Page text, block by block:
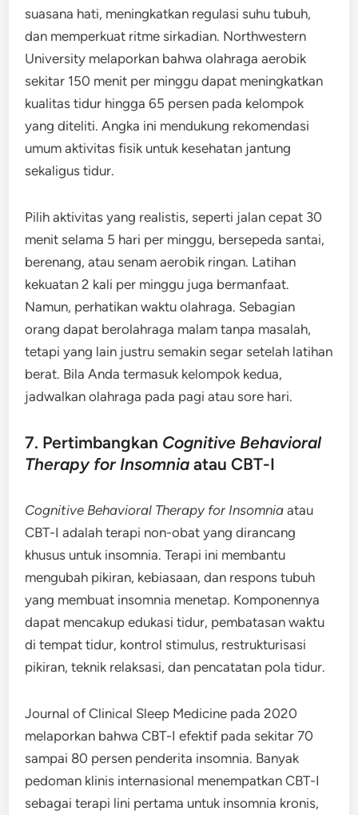
suasana hati, meningkatkan regulasi suhu tubuh,
dan memperkuat ritme sirkadian. Northwestern
University melaporkan bahwa olahraga aerobik
sekitar 150 menit per minggu dapat meningkatkan
kualitas tidur hingga 65 persen pada kelompok
yang diteliti. Angka ini mendukung rekomendasi
umum aktivitas fisik untuk kesehatan jantung
sekaligus tidur.
Pilih aktivitas yang realistis, seperti jalan cepat 30
menit selama 5 hari per minggu, bersepeda santai,
berenang, atau senam aerobik ringan. Latihan
kekuatan 2 kali per minggu juga bermanfaat.
Namun, perhatikan waktu olahraga. Sebagian
orang dapat berolahraga malam tanpa masalah,
tetapi yang lain justru semakin segar setelah latihan
berat. Bila Anda termasuk kelompok kedua,
jadwalkan olahraga pada pagi atau sore hari.
7. Pertimbangkan Cognitive Behavioral
Therapy for Insomnia atau CBT-I
Cognitive Behavioral Therapy for Insomnia atau
CBT-I adalah terapi non-obat yang dirancang
khusus untuk insomnia. Terapi ini membantu
mengubah pikiran, kebiasaan, dan respons tubuh
yang membuat insomnia menetap. Komponennya
dapat mencakup edukasi tidur, pembatasan waktu
di tempat tidur, kontrol stimulus, restrukturisasi
pikiran, teknik relaksasi, dan pencatatan pola tidur.
Journal of Clinical Sleep Medicine pada 2020
melaporkan bahwa CBT-I efektif pada sekitar 70
sampai 80 persen penderita insomnia. Banyak
pedoman klinis internasional menempatkan CBT-I
sebagai terapi lini pertama untuk insomnia kronis,